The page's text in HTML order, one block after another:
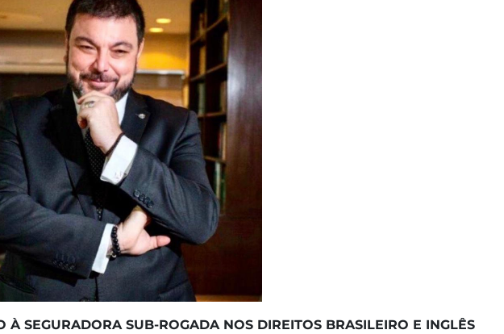
SEGURADORA SUB-ROGADA NOS DIREITOS BRASILEIRO E INGLÊS